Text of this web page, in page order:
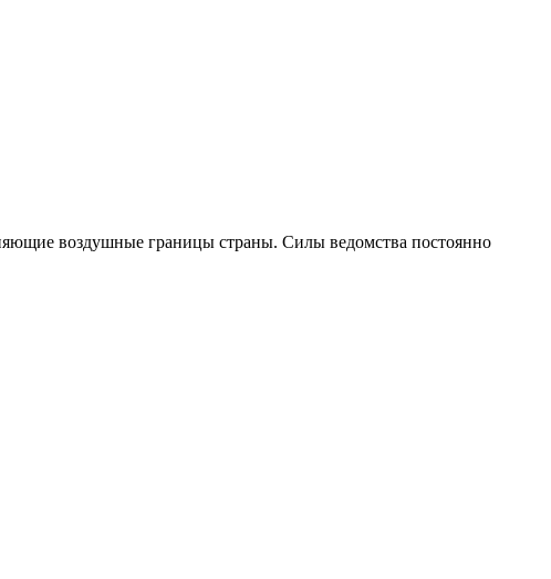
воздушные границы страны. Силы ведомства постоянно